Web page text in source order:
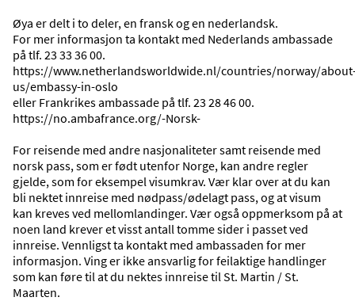
Oversikt
VIS KART
Øya er delt i to deler, en fransk og en nederlandsk.
For mer informasjon ta kontakt med Nederlands ambassade
på tlf. 23 33 36 00.
https://www.netherlandsworldwide.nl/countries/norway/
us/embassy-in-oslo
eller Frankrikes ambassade på tlf. 23 28 46 00.
https://no.ambafrance.org/-Norsk-
For reisende med andre nasjonaliteter samt reisende med
norsk pass, som er født utenfor Norge, kan andre regler
gjelde, som for eksempel visumkrav. Vær klar over at du kan
bli nektet innreise med nødpass/ødelagt pass, og at visum
kan kreves ved mellomlandinger. Vær også oppmerksom på at
noen land krever et visst antall tomme sider i passet ved
innreise. Vennligst ta kontakt med ambassaden for mer
informasjon. Ving er ikke ansvarlig for feilaktige handlinger
som kan føre til at du nektes innreise til St. Martin / St.
Maarten.